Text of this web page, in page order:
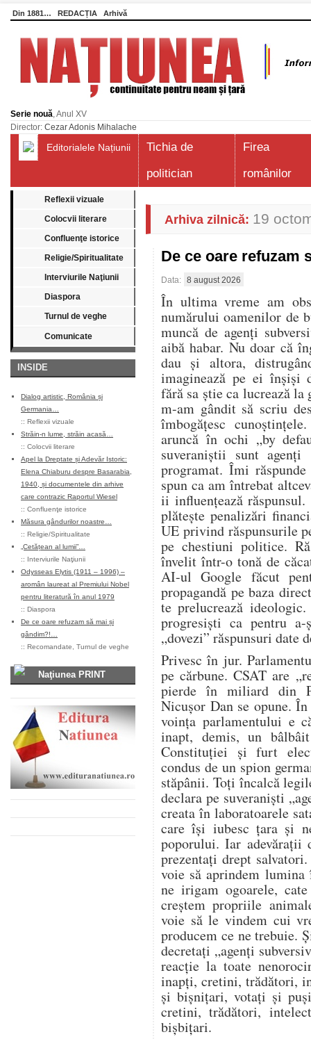
Din 1881… REDACȚIA Arhivă
Serie nouă, Anul XV
Director: Cezar Adonis Mihalache
Editorialele Națiunii
Tichia de
politician
Firea
românilor
Reflexii vizuale
Colocvii literare
Confluenţe istorice
Religie/Spiritualitate
Interviurile Naţiunii
Diaspora
Turnul de veghe
Comunicate
INSIDE
Dialog artistic, România și
Germania…
:: Reflexii vizuale
Străin-n lume, străin acasă…
:: Colocvii literare
Apel la Dreptate și Adevăr Istoric:
Elena Chiaburu despre Basarabia,
1940, și documentele din arhive
care contrazic Raportul Wiesel
:: Confluenţe istorice
Măsura gândurilor noastre…
:: Religie/Spiritualitate
„Cetățean al lumii”…
:: Interviurile Naţiunii
Odysseas Elytis (1911 – 1996) –
aromân laureat al Premiului Nobel
pentru literatură în anul 1979
:: Diaspora
De ce oare refuzam să mai și
gândim?!…
:: Recomandate Turnul de veghe
Naţiunea PRINT
Arhiva zilnică: 19
De ce oare
Data: 8 august 2026
În ultima vreme am
numărului oamenilor de
muncă de agenți
aibă habar. Nu doar că
dau și altora,
imaginează pe ei înșiși
fără sa știe ca lucrează
m-am gândit să scriu
îmbogățesc
aruncă în ochi „by
suveraniștii sunt
programat. Îmi
spun ca am întrebat
ii influențează
plătește penalizări
UE privind răspunsurile
pe chestiuni politice.
învelit într-o tonă de
AI-ul Google făcut
propagandă pe baza
te prelucrează
progresiști ca pentru
„dovezi” răspunsuri date
Privesc în jur.
pe cărbune. CSAT are
pierde în miliard din
Nicușor Dan se opune.
voința parlamentului e
inapt, demis, un
Constituției și furt
condus de un spion
stăpânii. Toți încalcă
declara pe suveraniști
creata în laboratoarele
care își iubesc țara și
poporului. Iar adevărații
prezentați drept
voie să aprindem lumina
ne irigam ogoarele,
creștem propriile
voie să le vindem cui
producem ce ne trebuie.
decretați „agenți
reacție la toate
inapți, cretini, trădători,
și bișnițari, votați și
cretini, trădători,
bișbițari.